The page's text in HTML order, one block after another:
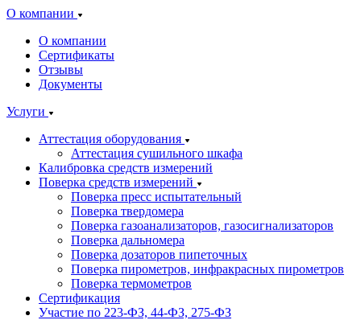
О компании
О компании
Сертификаты
Отзывы
Документы
Услуги
Аттестация оборудования
Аттестация сушильного шкафа
Калибровка средств измерений
Поверка средств измерений
Поверка пресс испытательный
Поверка твердомера
Поверка газоанализаторов, газосигнализаторов
Поверка дальномера
Поверка дозаторов пипеточных
Поверка пирометров, инфракрасных пирометров
Поверка термометров
Сертификация
Участие по 223-ФЗ, 44-ФЗ, 275-ФЗ